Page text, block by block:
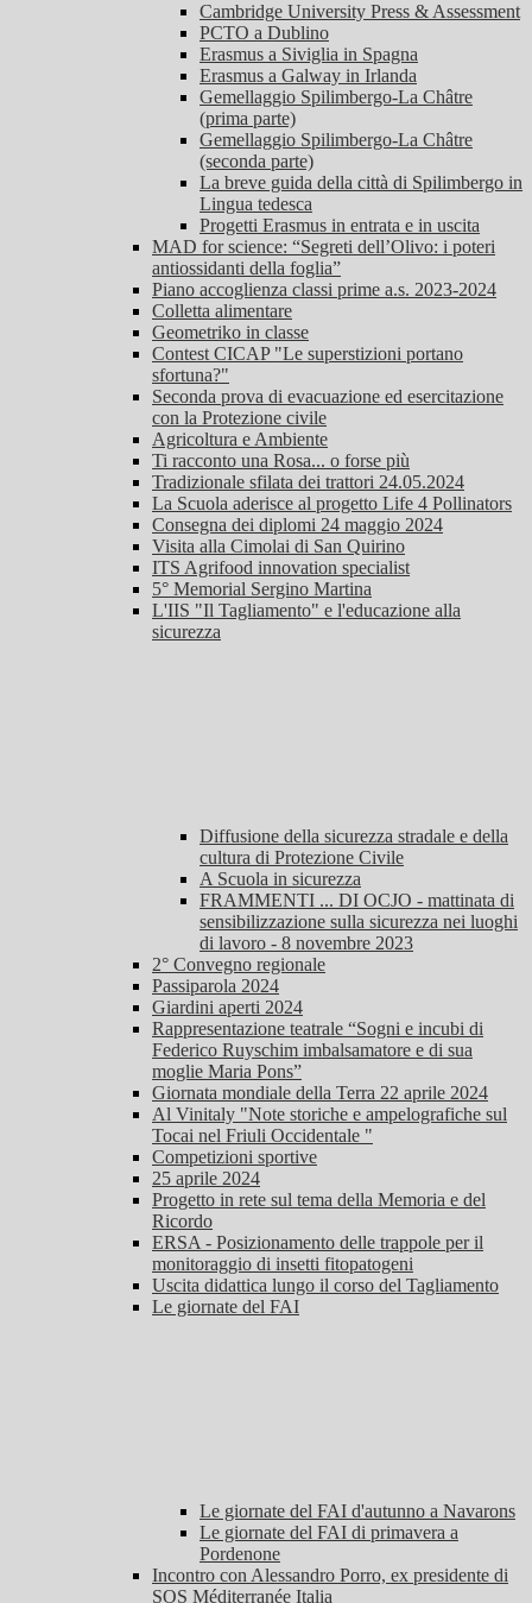
Cambridge University Press & Assessment
PCTO a Dublino
Erasmus a Siviglia in Spagna
Erasmus a Galway in Irlanda
Gemellaggio Spilimbergo-La Châtre
(prima parte)
Gemellaggio Spilimbergo-La Châtre
(seconda parte)
La breve guida della città di Spilimbergo in
Lingua tedesca
Progetti Erasmus in entrata e in uscita
MAD for science: “Segreti dell’Olivo: i poteri
antiossidanti della foglia”
Piano accoglienza classi prime a.s. 2023-2024
Colletta alimentare
Geometriko in classe
Contest CICAP "Le superstizioni portano
sfortuna?"
Seconda prova di evacuazione ed esercitazione
con la Protezione civile
Agricoltura e Ambiente
Ti racconto una Rosa... o forse più
Tradizionale sfilata dei trattori 24.05.2024
La Scuola aderisce al progetto Life 4 Pollinators
Consegna dei diplomi 24 maggio 2024
Visita alla Cimolai di San Quirino
ITS Agrifood innovation specialist
5° Memorial Sergino Martina
L'IIS "Il Tagliamento" e l'educazione alla
sicurezza
Diffusione della sicurezza stradale e della
cultura di Protezione Civile
A Scuola in sicurezza
FRAMMENTI ... DI OCJO - mattinata di
sensibilizzazione sulla sicurezza nei luoghi
di lavoro - 8 novembre 2023
2° Convegno regionale
Passiparola 2024
Giardini aperti 2024
Rappresentazione teatrale “Sogni e incubi di
Federico Ruyschim imbalsamatore e di sua
moglie Maria Pons”
Giornata mondiale della Terra 22 aprile 2024
Al Vinitaly "Note storiche e ampelografiche sul
Tocai nel Friuli Occidentale "
Competizioni sportive
25 aprile 2024
Progetto in rete sul tema della Memoria e del
Ricordo
ERSA - Posizionamento delle trappole per il
monitoraggio di insetti fitopatogeni
Uscita didattica lungo il corso del Tagliamento
Le giornate del FAI
Le giornate del FAI d'autunno a Navarons
Le giornate del FAI di primavera a
Pordenone
Incontro con Alessandro Porro, ex presidente di
SOS Méditerranée Italia